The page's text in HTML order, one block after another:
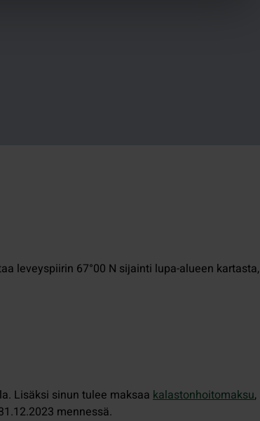
leveyspiirin 67°00 N sijainti lupa-alueen kartasta,
Lisäksi sinun tulee maksaa kalastonhoitomaksu,
mennessä.